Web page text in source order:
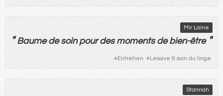
Mir Laine
" Baume de soin pour des moments de bien-être "
#Entretien #Lessive & soin du linge
Stannah